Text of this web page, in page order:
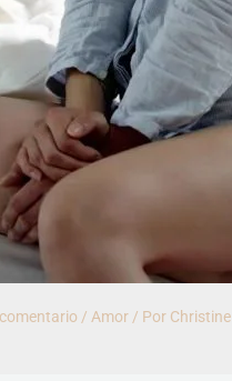
/ Amor / Por Christine